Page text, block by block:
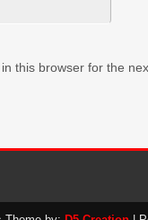
this browser for the